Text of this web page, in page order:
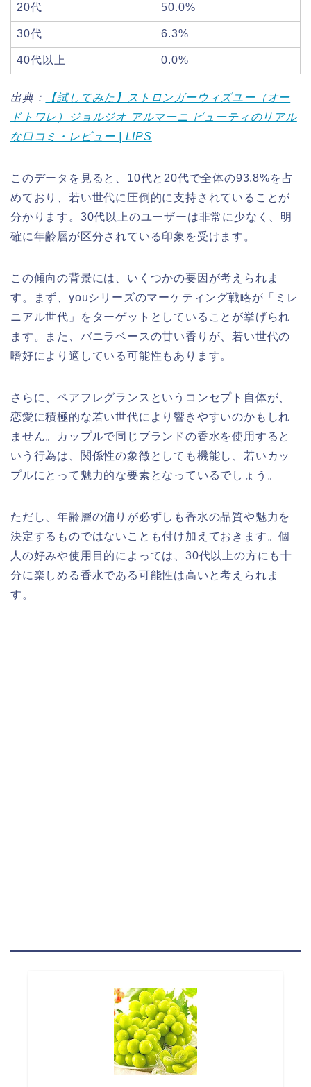
20代 50.0%
30代 6.3%
40代以上 0.0%
出典：
【試してみた】ストロンガーウィズユー（オー
ドトワレ）ジョルジオ アルマーニ ビューティのリアル
な口コミ・レビュー | LIPS
このデータを見ると、10代と20代で全体の93.8%を占
めており、若い世代に圧倒的に支持されていることが
分かります。30代以上のユーザーは非常に少なく、明
確に年齢層が区分されている印象を受けます。
この傾向の背景には、いくつかの要因が考えられま
す。まず、youシリーズのマーケティング戦略が「ミレ
ニアル世代」をターゲットとしていることが挙げられ
ます。また、バニラベースの甘い香りが、若い世代の
嗜好により適している可能性もあります。
さらに、ペアフレグランスというコンセプト自体が、
恋愛に積極的な若い世代により響きやすいのかもしれ
ません。カップルで同じブランドの香水を使用すると
いう行為は、関係性の象徴としても機能し、若いカッ
プルにとって魅力的な要素となっているでしょう。
ただし、年齢層の偏りが必ずしも香水の品質や魅力を
決定するものではないことも付け加えておきます。個
人の好みや使用目的によっては、30代以上の方にも十
分に楽しめる香水である可能性は高いと考えられま
す。